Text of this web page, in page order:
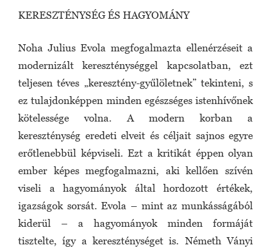
KERESZTÉNYSÉG ÉS HAGYOMÁNY
Noha Julius Evola megfogalmazta ellenérzéseit a
modernizált kereszténységgel kapcsolatban, ezt
teljesen téves „keresztény-gyűlöletnek” tekinteni, s
ez tulajdonképpen minden egészséges istenhívőnek
kötelessége volna. A modern korban a
kereszténység eredeti elveit és céljait sajnos egyre
erőtlenebbül képviseli. Ezt a kritikát éppen olyan
ember képes megfogalmazni, aki kellően szívén
viseli a hagyományok által hordozott értékek,
igazságok sorsát. Evola – mint az munkásságából
kiderül – a hagyományok minden formáját
tisztelte, így a kereszténységet is. Németh Ványi